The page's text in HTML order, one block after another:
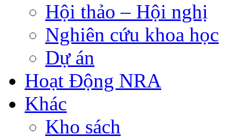
Hội thảo – Hội nghị
Nghiên cứu khoa học
Dự án
Hoạt Động NRA
Khác
Kho sách